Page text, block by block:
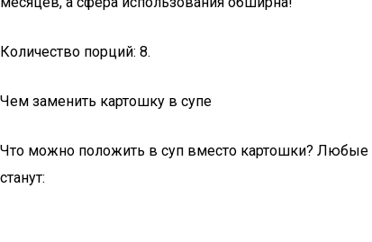
Количество порций: 8.
Чем заменить картошку в супе
Что можно положить в суп вместо картошки? Любые
станут: